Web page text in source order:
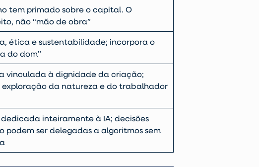
tem primado sobre o capital. O
não “mão de obra”
ética e sustentabilidade; incorpora o
do dom”
vinculada à dignidade da criação;
da natureza e do trabalhador
inteiramente à IA; decisões
podem ser delegadas a algoritmos sem